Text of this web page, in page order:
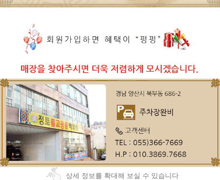
상세 정보를 확대해 보실 수 있습니다